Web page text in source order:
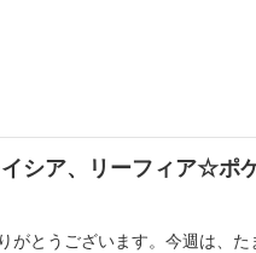
シア、リーフィア☆ポ
がとうございます。今週は、